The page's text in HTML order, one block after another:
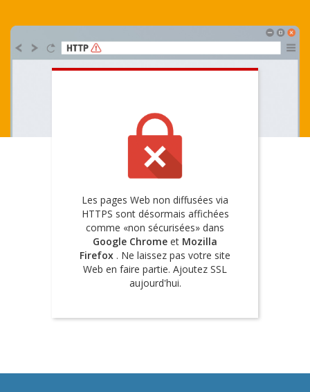
Les pages Web non diffusées via
HTTPS sont désormais affichées
comme «non sécurisées» dans
Google Chrome et Mozilla
Firefox . Ne laissez pas votre site
Web en faire partie. Ajoutez SSL
aujourd'hui.